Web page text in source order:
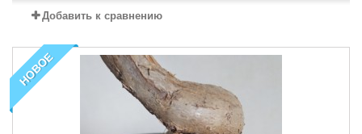
Добавить к сравнению
НОВОЕ